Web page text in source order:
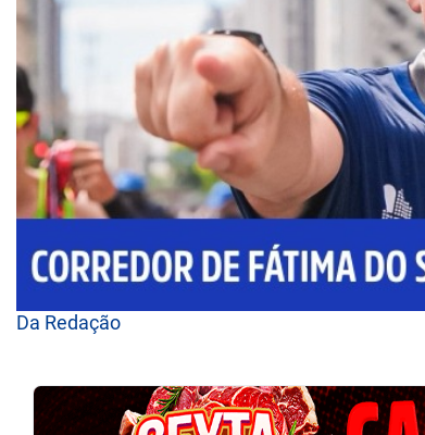
Da Redação